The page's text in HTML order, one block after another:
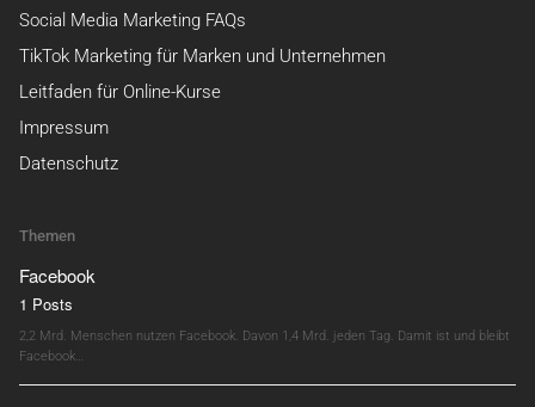
Social Media Marketing FAQs
TikTok Marketing für Marken und Unternehmen
Leitfaden für Online-Kurse
Impressum
Datenschutz
Themen
Facebook
1 Posts
2,2 Mrd. Menschen nutzen Facebook. Davon 1,4 Mrd. jeden Tag. Damit ist und bleibt
Facebook…